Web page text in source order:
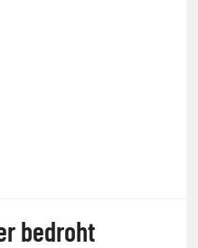
bedroht